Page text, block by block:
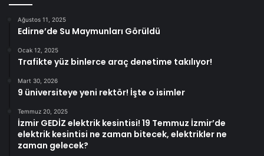
Ağustos 11, 2025
Edirne’de Su Maymunları Görüldü
Ocak 12, 2025
Trafikte yüz binlerce araç denetime takılıyor!
Mart 30, 2026
9 üniversiteye yeni rektör! İşte o isimler
Temmuz 20, 2025
İzmir GEDİZ elektrik kesintisi! 19 Temmuz İzmir’de
elektrik kesintisi ne zaman bitecek, elektrikler ne
zaman gelecek?